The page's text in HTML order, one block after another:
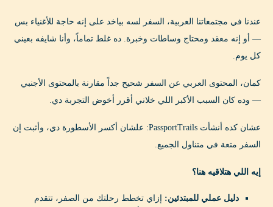
عندنا في مجتمعاتنا العربية، السفر لسه بياخد على إنه حاجة للأغنياء بس
— أو إنه معقد ومحتاج وساطات وخبرة. ده غلط تماماً، وأنا شايفه بعيني
كل يوم.
كمان، المحتوى العربي عن السفر شحيح جداً مقارنة بالمحتوى الأجنبي
— وده كان السبب الأكبر اللي خلاني أقرر أخوض التجربة دي.
عشان كده أنشأت PassportTrails: علشان أكسر الأسطورة دي، وأثبت إن
السفر متعة في متناول الجميع.
إيه اللي هتلاقيه هنا؟
دليل عملي للمبتدئين: إزاي تخطط رحلتك من الصفر، تتقدم